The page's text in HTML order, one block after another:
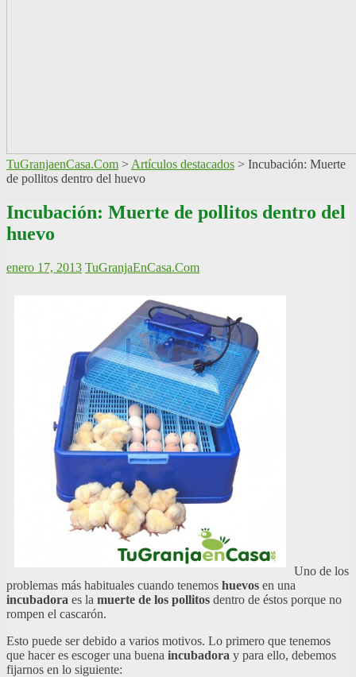
TuGranjaenCasa.Com > Artículos destacados > Incubación: Muerte
de pollitos dentro del huevo
Incubación: Muerte de pollitos dentro del
huevo
enero 17, 2013 TuGranjaEnCasa.Com
Uno de los
problemas más habituales cuando tenemos huevos en una
incubadora es la muerte de los pollitos dentro de éstos porque no
rompen el cascarón.
Esto puede ser debido a varios motivos. Lo primero que tenemos
que hacer es escoger una buena incubadora y para ello, debemos
fijarnos en lo siguiente: